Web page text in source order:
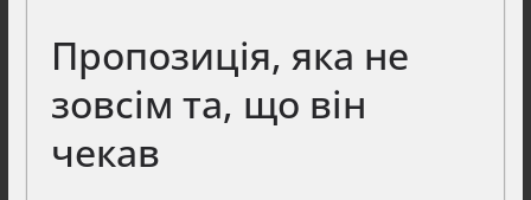
Пропозиція, яка не
зовсім та, що він
чекав